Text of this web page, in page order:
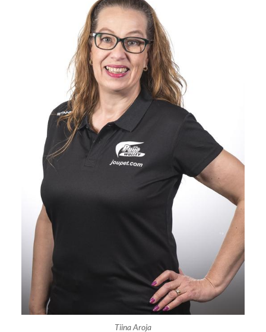
Tiina Aroja